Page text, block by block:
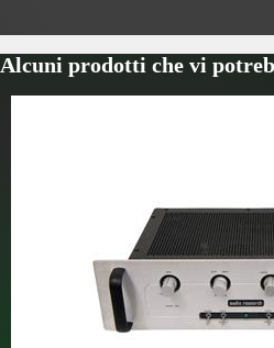
Alcuni prodotti che vi